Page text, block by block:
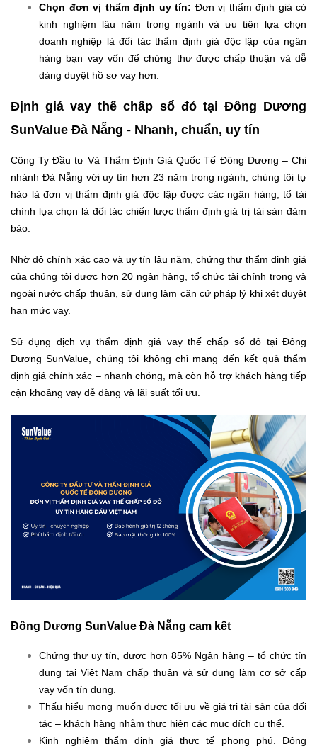
Chọn đơn vị thẩm định uy tín: Đơn vị thẩm định giá có
kinh nghiệm lâu năm trong ngành và ưu tiên lựa chọn
doanh nghiệp là đối tác thẩm định giá độc lập của ngân
hàng bạn vay vốn để chứng thư được chấp thuận và dễ
dàng duyệt hồ sơ vay hơn.
Định giá vay thế chấp sổ đỏ tại Đông Dương
SunValue Đà Nẵng - Nhanh, chuẩn, uy tín
Công Ty Đầu tư Và Thẩm Định Giá Quốc Tế Đông Dương – Chi
nhánh Đà Nẵng với uy tín hơn 23 năm trong ngành, chúng tôi tự
hào là đơn vị thẩm định giá độc lập được các ngân hàng, tổ tài
chính lựa chọn là đối tác chiến lược thẩm định giá trị tài sản đảm
bảo.
Nhờ độ chính xác cao và uy tín lâu năm, chứng thư thẩm định giá
của chúng tôi được hơn 20 ngân hàng, tổ chức tài chính trong và
ngoài nước chấp thuận, sử dụng làm căn cứ pháp lý khi xét duyệt
hạn mức vay.
Sử dụng dịch vụ thẩm định giá vay thế chấp sổ đỏ tại Đông
Dương SunValue, chúng tôi không chỉ mang đến kết quả thẩm
định giá chính xác – nhanh chóng, mà còn hỗ trợ khách hàng tiếp
cận khoảng vay dễ dàng và lãi suất tối ưu.
Đông Dương SunValue Đà Nẵng cam kết
Chứng thư uy tín, được hơn 85% Ngân hàng – tổ chức tín
dụng tại Việt Nam chấp thuận và sử dụng làm cơ sở cấp
vay vốn tín dụng.
Thấu hiểu mong muốn được tối ưu về giá trị tài sản của đối
tác – khách hàng nhằm thực hiện các mục đích cụ thể.
Kinh nghiệm thẩm định giá thực tế phong phú. Đông